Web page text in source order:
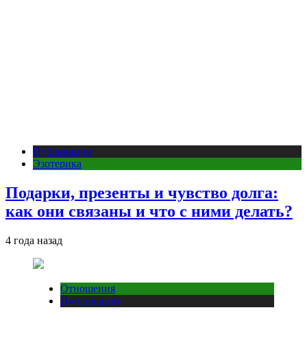
Публикации
Эзотерика
Подарки, презенты и чувство долга:
как они связаны и что с ними делать?
4 года назад
Отношения
Публикации